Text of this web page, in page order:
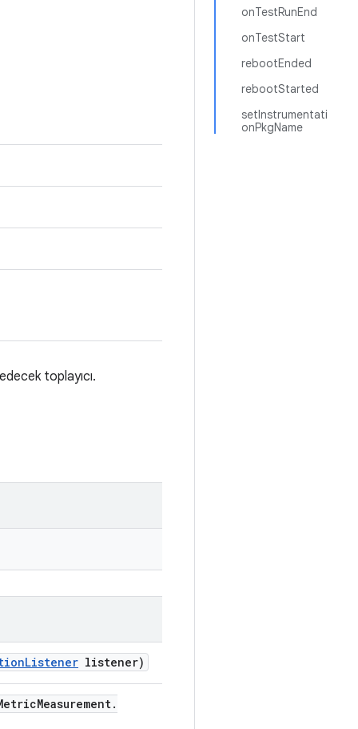
onTestRunEnd
onTestStart
rebootEnded
rebootStarted
setInstrumentati
onPkgName
toplayıcı.
Listener listener)
Measurement.